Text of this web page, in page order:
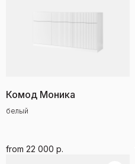
Комод Моника
белый
from 22 000 р.